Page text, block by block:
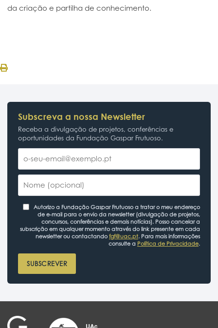
da criação e partilha de conhecimento.
Subscreva a nossa Newsletter
Receba a divulgação de projetos, conferências e
oportunidades da Fundação Gaspar Frutuoso.
Autorizo a Fundação Gaspar Frutuoso a tratar o meu endereço
de e-mail para o envio da newsletter (divulgação de projetos,
concursos, conferências e demais notícias). Posso cancelar a
subscrição em qualquer momento através do link presente em cada
newsletter ou contactando fgf@uac.pt. Para mais informações
consulte a Política de Privacidade.
SUBSCREVER